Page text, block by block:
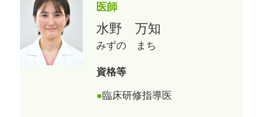
医師
水野 万知
みずの まち
資格等
臨床研修指導医